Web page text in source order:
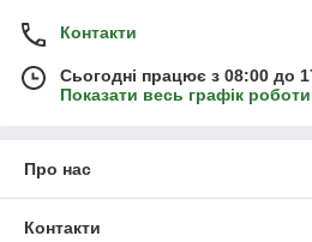
Контакти
Сьогодні працює з 08:00 до
Показати весь графік роботи
Про нас
Контакти